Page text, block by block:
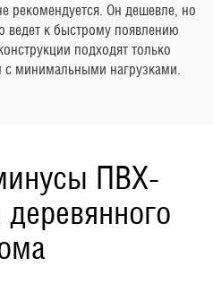
рекомендуется. Он дешевле, но
ведет к быстрому появлению
подходят только
минимальными нагрузками.
ПВХ-